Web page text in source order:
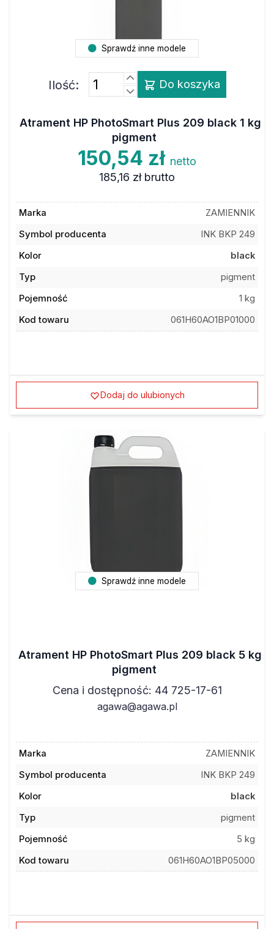
Sprawdź inne modele
Ilość: Do koszyka
Atrament HP PhotoSmart Plus 209 black 1 kg
pigment
150,54 zł netto
185,16 zł brutto
Marka
ZAMIENNIK
Symbol producenta
INK BKP 249
Kolor
black
Typ
pigment
Pojemność
1 kg
Kod towaru
061H60AO1BP01000
Dodaj do ulubionych
Sprawdź inne modele
Atrament HP PhotoSmart Plus 209 black 5 kg
pigment
Cena i dostępność: 44 725-17-61
agawa@agawa.pl
Marka
ZAMIENNIK
Symbol producenta
INK BKP 249
Kolor
black
Typ
pigment
Pojemność
5 kg
Kod towaru
061H60AO1BP05000